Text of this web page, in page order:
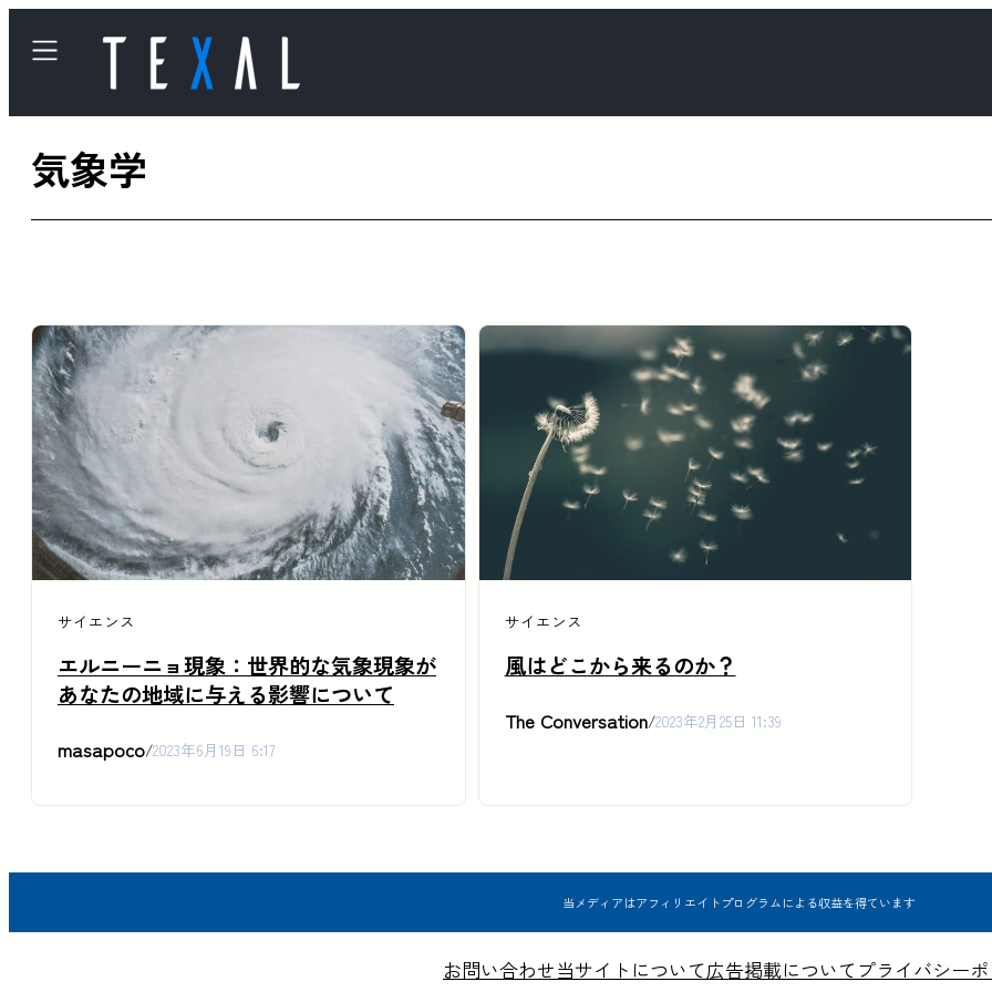
気象学
サイエンス
エルニーニョ現象：世界的な気象現象が
あなたの地域に与える影響について
masapoco/2023年6月19日 6:17
サイエンス
風はどこから来るのか？
The Conversation/2023年2月25日 11:39
当メディアはアフィリエイトプログラムによる収益を得ています
お問い合わせ当サイトについて広告掲載についてプライバシー